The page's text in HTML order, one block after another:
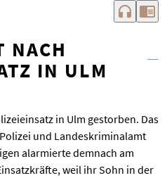
headphones chrome_reader_mode
NACH
IN ULM
in Ulm gestorben. Das
und Landeskriminalamt
alarmierte demnach am
weil ihr Sohn in der